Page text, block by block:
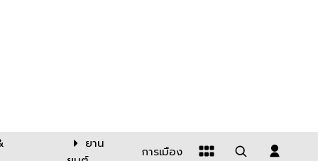
ยาน
การเมือง